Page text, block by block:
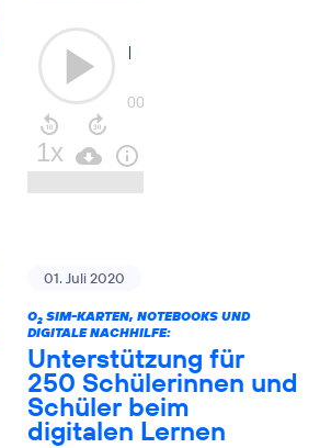
01. Juli 2020
O2SIM-KARTEN, NOTEBOOKS UND
DIGITALE NACHHILFE:
Unterstützung für
250 Schülerinnen und
Schüler beim
digitalen Lernen